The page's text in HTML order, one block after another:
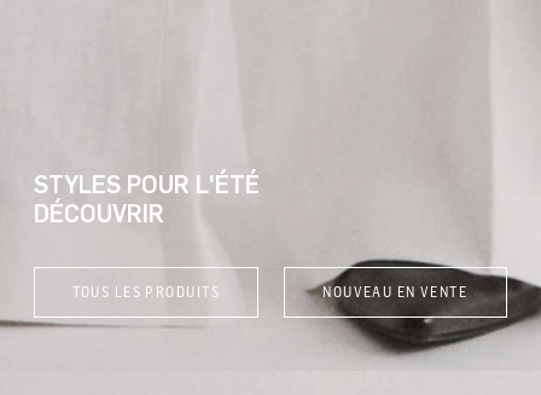
STYLES POUR L'ÉTÉ
DÉCOUVRIR
TOUS LES PRODUITS NOUVEAU EN VENTE